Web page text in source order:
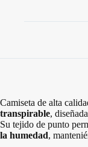
Camiseta de alta
transpirable,
Su tejido de punto
la humedad,